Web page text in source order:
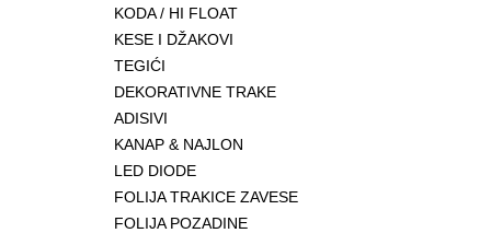
KODA / HI FLOAT
KESE I DŽAKOVI
TEGIĆI
DEKORATIVNE TRAKE
ADISIVI
KANAP & NAJLON
LED DIODE
FOLIJA TRAKICE ZAVESE
FOLIJA POZADINE